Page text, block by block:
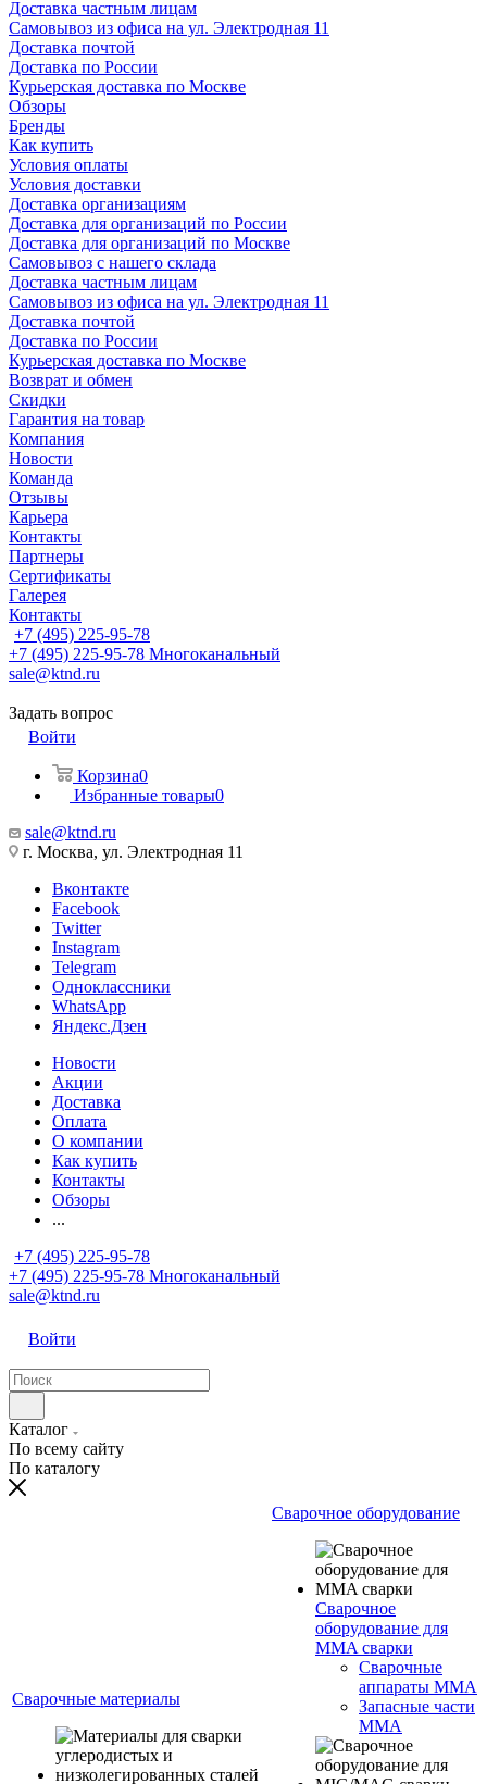
Доставка частным лицам
Самовывоз из офиса на ул. Электродная 11
Доставка почтой
Доставка по России
Курьерская доставка по Москве
Обзоры
Бренды
Как купить
Условия оплаты
Условия доставки
Доставка организациям
Доставка для организаций по России
Доставка для организаций по Москве
Самовывоз с нашего склада
Доставка частным лицам
Самовывоз из офиса на ул. Электродная 11
Доставка почтой
Доставка по России
Курьерская доставка по Москве
Возврат и обмен
Скидки
Гарантия на товар
Компания
Новости
Команда
Отзывы
Карьера
Контакты
Партнеры
Сертификаты
Галерея
Контакты
+7 (495) 225-95-78
+7 (495) 225-95-78 Многоканальный
sale@ktnd.ru
Задать вопрос
Войти
Корзина0
Избранные товары0
sale@ktnd.ru
г. Москва, ул. Электродная 11
Вконтакте
Facebook
Twitter
Instagram
Telegram
Одноклассники
WhatsApp
Яндекс.Дзен
Новости
Акции
Доставка
Оплата
О компании
Как купить
Контакты
Обзоры
...
+7 (495) 225-95-78
+7 (495) 225-95-78 Многоканальный
sale@ktnd.ru
Войти
Каталог
По всему сайту
По каталогу
Сварочные материалы
Сварочное оборудование
Сварочное
оборудование для
MMA сварки
Сварочные
аппараты MMA
Запасные части
MMA